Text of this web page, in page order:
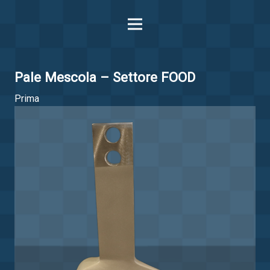
Pale Mescola – Settore FOOD
Prima